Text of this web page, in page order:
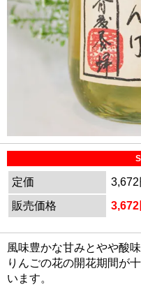
定価
販売価格
風味豊かな甘みとやや酸
りんごの花の開花期間が
います。